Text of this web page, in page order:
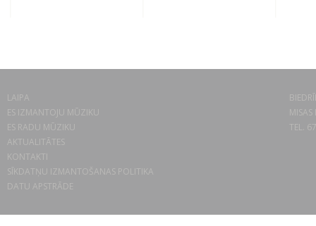
LAIPA
ES IZMANTOJU MŪZIKU
ES RADU MŪZIKU
AKTUALITĀTES
KONTAKTI
SĪKDATŅU IZMANTOŠANAS POLITIKA
DATU APSTRĀDE
TEL.